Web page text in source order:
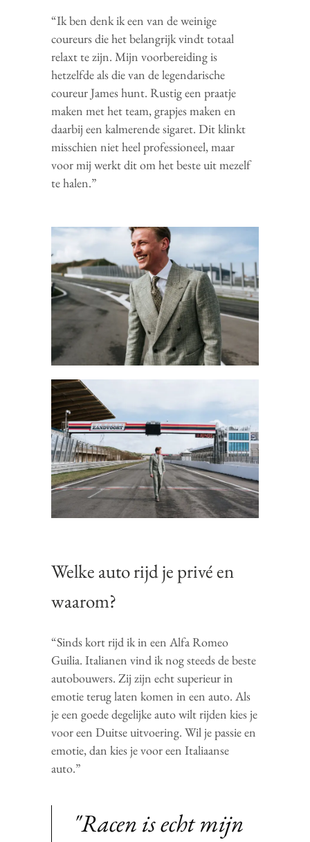
“Ik ben denk ik een van de weinige
coureurs die het belangrijk vindt totaal
relaxt te zijn. Mijn voorbereiding is
hetzelfde als die van de legendarische
coureur James hunt. Rustig een praatje
maken met het team, grapjes maken en
daarbij een kalmerende sigaret. Dit klinkt
misschien niet heel professioneel, maar
voor mij werkt dit om het beste uit mezelf
te halen.”
Welke auto rijd je privé en
waarom?
“Sinds kort rijd ik in een Alfa Romeo
Guilia. Italianen vind ik nog steeds de beste
autobouwers. Zij zijn echt superieur in
emotie terug laten komen in een auto. Als
je een goede degelijke auto wilt rijden kies je
voor een Duitse uitvoering. Wil je passie en
emotie, dan kies je voor een Italiaanse
auto.”
"Racen is echt mijn